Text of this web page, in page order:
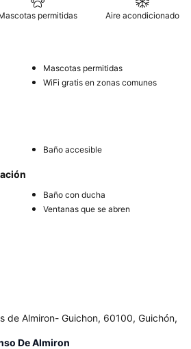
permitidas Aire acondicionado
Mascotas permitidas
WiFi gratis en zonas comunes
Baño accesible
Baño con ducha
Ventanas que se abren
de Almiron- Guichon, 60100, Guichón,
De Almiron